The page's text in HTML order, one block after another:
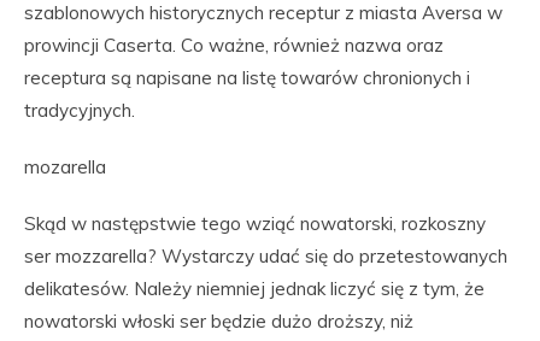
szablonowych historycznych receptur z miasta Aversa w
prowincji Caserta. Co ważne, również nazwa oraz
receptura są napisane na listę towarów chronionych i
tradycyjnych.
mozarella
Skąd w następstwie tego wziąć nowatorski, rozkoszny
ser mozzarella? Wystarczy udać się do przetestowanych
delikatesów. Należy niemniej jednak liczyć się z tym, że
nowatorski włoski ser będzie dużo droższy, niż